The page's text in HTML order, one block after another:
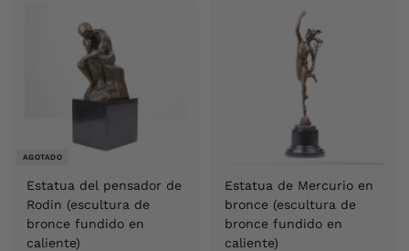
,
9
0
€
AGOTADO
Estatua del pensador de
Rodin (escultura de
bronce fundido en
caliente)
Estatua de Mercurio en
bronce (escultura de
bronce fundido en
caliente)